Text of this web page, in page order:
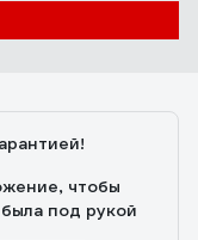
чтобы
под рукой